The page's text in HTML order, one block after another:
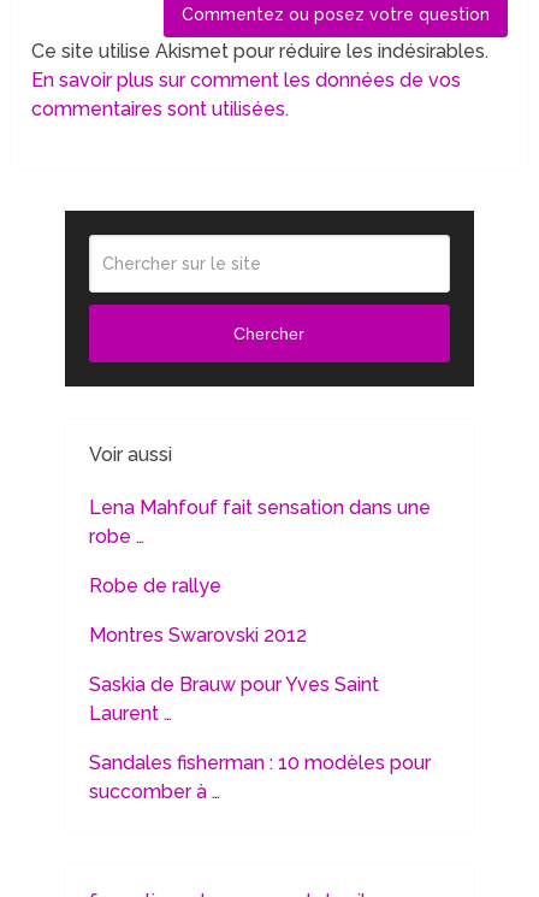
Ce site utilise Akismet pour réduire les indésirables.
En savoir plus sur comment les données de vos
commentaires sont utilisées.
Chercher
Voir aussi
Lena Mahfouf fait sensation dans une
robe …
Robe de rallye
Montres Swarovski 2012
Saskia de Brauw pour Yves Saint
Laurent …
Sandales fisherman : 10 modèles pour
succomber à …